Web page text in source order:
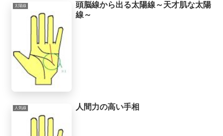
太陽線
頭脳線から出る太陽線～天才肌な太陽
線～
人気線 人間力の高い手相